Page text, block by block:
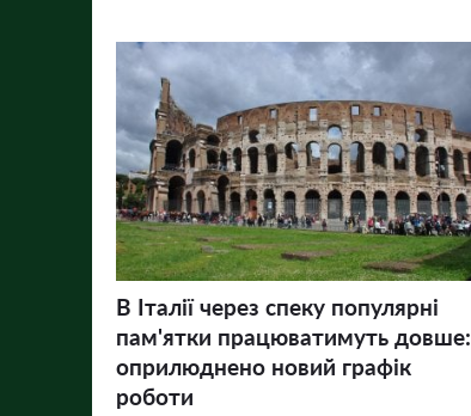
В Італії через спеку популярні
пам'ятки працюватимуть довше:
оприлюднено новий графік
роботи